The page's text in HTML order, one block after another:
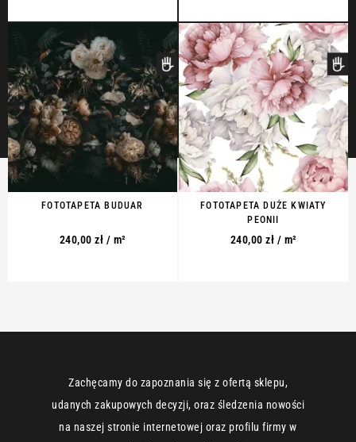
FOTOTAPETA BUDUAR
240,00 zł / m²
FOTOTAPETA DUŻE KWIATY
PEONII
240,00 zł / m²
Zachęcamy do zapoznania się z ofertą sklepu,
udanych zakupowych decyzji, oraz śledzenia nowości
na naszej stronie internetowej oraz profilu firmy w